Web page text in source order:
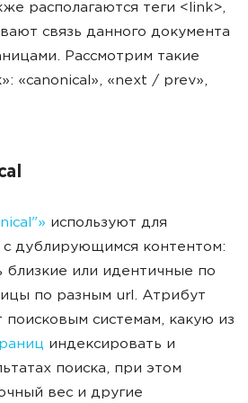
располагаются теги <link>,
связь данного документа
Рассмотрим такие
«canonical», «next / prev»,
используют для
дублирующимся контентом:
близкие или идентичные по
по разным url. Атрибут
поисковым системам, какую из
индексировать и
поиска, при этом
вес и другие